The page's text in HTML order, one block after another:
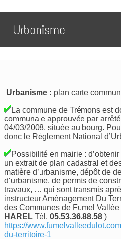
Urbanisme
Urbanisme : plan carte
La commune de Trémons est
communale approuvée par
04/03/2008, située au bourg.
donc le Règlement National
Possibilité en mairie :
un extrait de plan cadastral et
matière d’urbanisme, dépôt de
d’urbanisme, de permis de
travaux, … qui sont transmis
instructeur Aménagement Du
des Communes de Fumel Vallée
HARELTél.05.53.36.88.58)
https://
du-territoire-1